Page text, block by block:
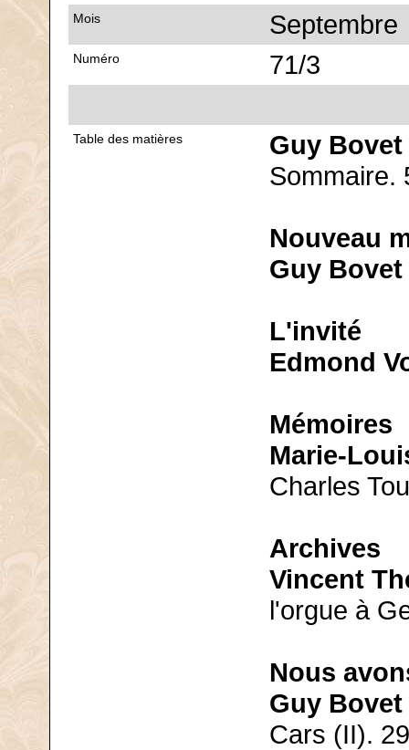
Mois Septembre
Numéro 71/3
Table des matières Guy Bovet
Sommaire.
Nouveau
Guy Bovet
L'invité
Edmond
Mémoires
Marie-
Charles
Archives
Vincent
l'orgue à
Nous
Guy Bovet
Cars (II). 29